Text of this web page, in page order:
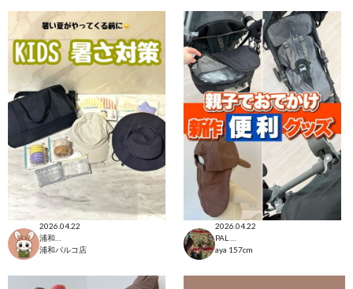
2026.04.22
浦和パルコ店
2026.04.22
aya 157cm